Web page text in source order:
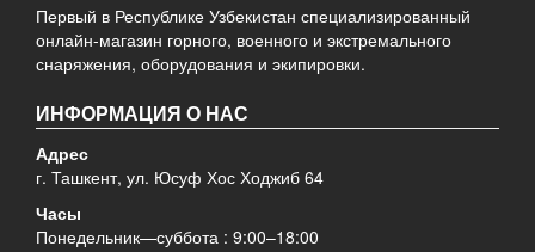
Первый в Республике Узбекистан специализированный
онлайн-магазин горного, военного и экстремального
снаряжения, оборудования и экипировки.
ИНФОРМАЦИЯ О НАС
Адрес
г. Ташкент, ул. Юсуф Хос Ходжиб 64
Часы
Понедельник—суббота : 9:00–18:00